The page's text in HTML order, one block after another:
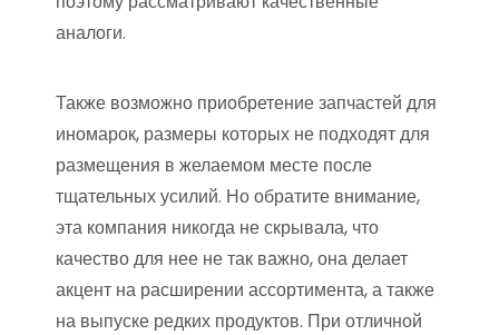
аналоги.
Также возможно приобретение запчастей для
иномарок, размеры которых не подходят для
размещения в желаемом месте после
тщательных усилий. Но обратите внимание,
эта компания никогда не скрывала, что
качество для нее не так важно, она делает
акцент на расширении ассортимента, а также
на выпуске редких продуктов. При отличной